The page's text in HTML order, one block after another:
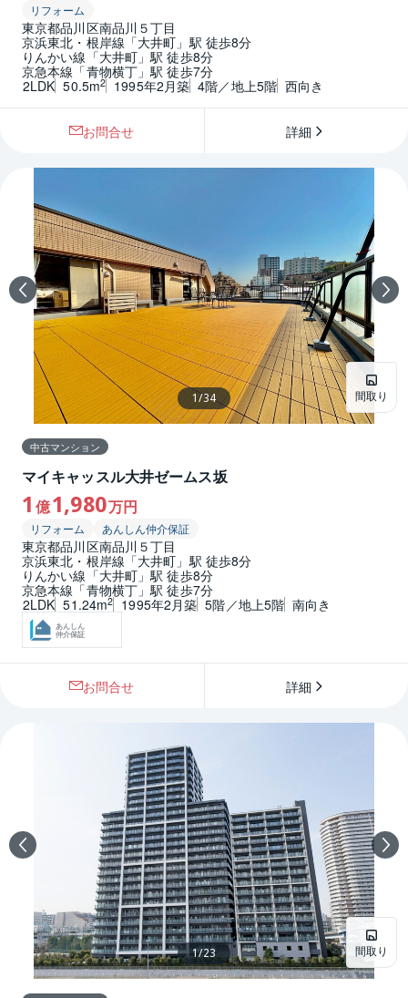
リフォーム
東京都品川区南品川５丁目
京浜東北・根岸線「大井町」駅 徒歩8分
りんかい線「大井町」駅 徒歩8分
京急本線「青物横丁」駅 徒歩7分
2LDK 50.5m2 1995年2月築 4階／地上5階 西向き
お問合せ 詳細
間取り
1/34
中古マンション
マイキャッスル大井ゼームス坂
1 億1,980万円
リフォーム あんしん仲介保証
東京都品川区南品川５丁目
京浜東北・根岸線「大井町」駅 徒歩8分
りんかい線「大井町」駅 徒歩8分
京急本線「青物横丁」駅 徒歩7分
2LDK 51.24m2 1995年2月築 5階／地上5階 南向き
あんしん
仲介保証
お問合せ 詳細
間取り
1/23